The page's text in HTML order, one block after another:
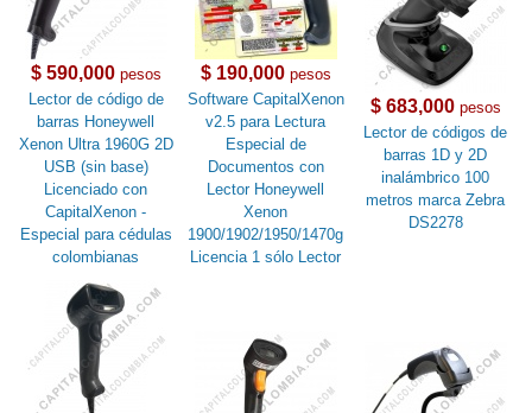
$ 590,000pesos
Lector de código de
barras Honeywell
Xenon Ultra 1960G 2D
USB (sin base)
Licenciado con
CapitalXenon -
Especial para cédulas
colombianas
$ 190,000pesos
Software CapitalXenon
v2.5 para Lectura
Especial de
Documentos con
Lector Honeywell
Xenon
1900/1902/1950/1470g
Licencia 1 sólo Lector
$ 683,000pesos
Lector de códigos de
barras 1D y 2D
inalámbrico 100
metros marca Zebra
DS2278